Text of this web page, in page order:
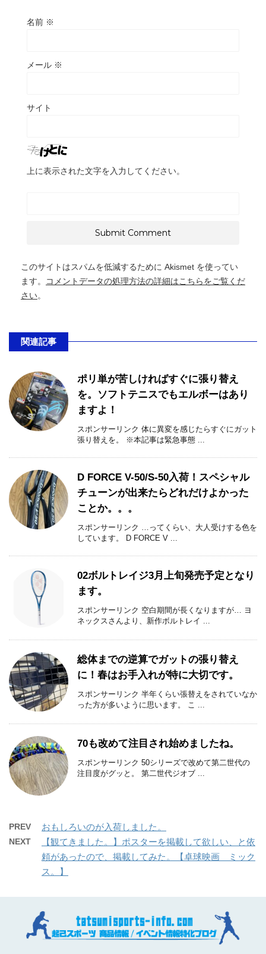
名前 ※
メール ※
サイト
上に表示された文字を入力してください。
このサイトはスパムを低減するために Akismet を使ってい
ます。
コメントデータの処理方法の詳細はこちらをご覧くだ
さい。
関連記事
ポリ単が苦しければすぐに張り替え
を。ソフトテニスでもエルボーはあり
ますよ！
スポンサーリンク 体に異変を感じたらすぐにガット
張り替えを。 ※本記事は緊急事態 ...
D FORCE V-50/S-50入荷！スペシャル
チューンが出来たらどれだけよかった
ことか。。。
スポンサーリンク …ってくらい、大人受けする色を
しています。 D FORCE V ...
02ボルトレイジ3月上旬発売予定となり
ます。
スポンサーリンク 空白期間が長くなりますが… ヨ
ネックスさんより、新作ボルトレイ ...
総体までの逆算でガットの張り替え
に！春はお手入れが特に大切です。
スポンサーリンク 半年くらい張替えをされていなか
った方が多いように思います。 こ ...
70も改めて注目され始めましたね。
スポンサーリンク 50シリーズで改めて第二世代の
注目度がグッと。 第二世代ジオブ ...
PREV おもしろいのが入荷しました。
NEXT
【観てきました。】ポスターを掲載して欲しい、と依
頼があったので、掲載してみた。【卓球映画 ミック
ス。】